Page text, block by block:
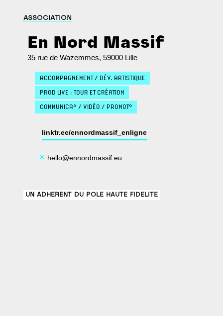
ASSOCIATION
En Nord Massif
35 rue de Wazemmes, 59000 Lille
ACCOMPAGNEMENT / DÉV. ARTISTIQUE
PROD LIVE : TOUR ET CRÉATION
COMMUNICA° / VIDÉO / PROMOT°
linktr.ee/ennordmassif_enligne
× hello@ennordmassif.eu
UN ADHERENT DU POLE HAUTE FIDELITE